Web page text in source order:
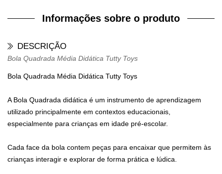
Informações sobre o produto
DESCRIÇÃO
Bola Quadrada Média Didática Tutty Toys
Bola Quadrada Média Didática Tutty Toys
A Bola Quadrada didática é um instrumento de aprendizagem
utilizado principalmente em contextos educacionais,
especialmente para crianças em idade pré-escolar.
Cada face da bola contem peças para encaixar que permitem às
crianças interagir e explorar de forma prática e lúdica.